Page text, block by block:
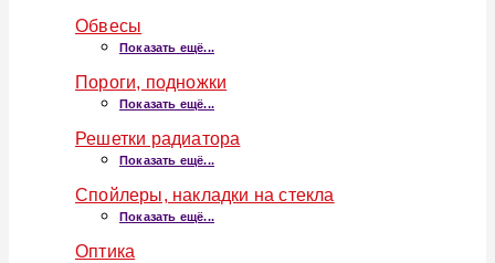
Обвесы
Показать ещё...
Пороги, подножки
Показать ещё...
Решетки радиатора
Показать ещё...
Спойлеры, накладки на стекла
Показать ещё...
Оптика